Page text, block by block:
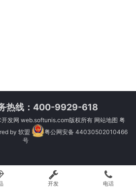
热线：400-9929-618
发网 web.softunis.com版权所有 网站地图 粤
by 软盟
粤公网安备 44030502010466
号
开发 电话